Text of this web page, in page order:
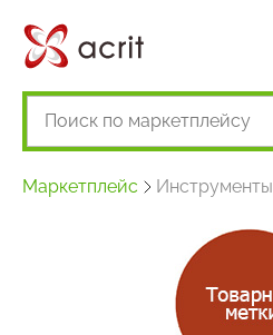
Маркетплейс Инструменты